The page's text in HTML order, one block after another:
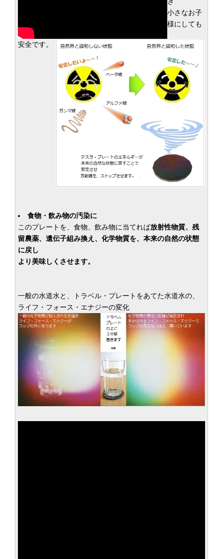
小さなお子
様にしても
安全です。
食物・飲み物の汚染に
このプレートを、食物、飲み物に当てれば放射性物質、残
留農薬、遺伝子組み換え、化学物質を、本来の自然の状態
に戻し
より美味しくさせます。
一般の水道水と、トラベル・プレートをあてた水道水の、
ライフ・フォース・エナジーの変化